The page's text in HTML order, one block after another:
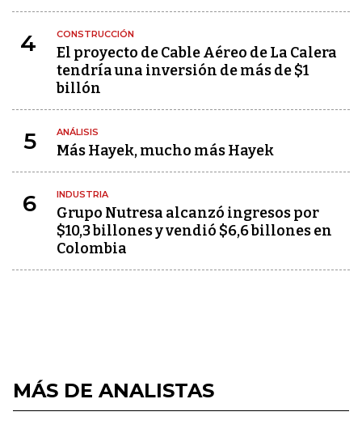
4 CONSTRUCCIÓN
El proyecto de Cable Aéreo de La Calera
tendría una inversión de más de $1
billón
5 ANÁLISIS
Más Hayek, mucho más Hayek
6 INDUSTRIA
Grupo Nutresa alcanzó ingresos por
$10,3 billones y vendió $6,6 billones en
Colombia
MÁS DE ANALISTAS